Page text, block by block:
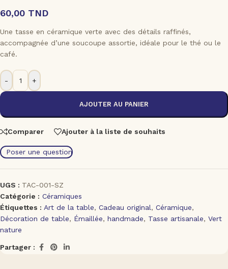
60,00 TND
Une tasse en céramique verte avec des détails raffinés,
accompagnée d’une soucoupe assortie, idéale pour le thé ou le
café.
- +
AJOUTER AU PANIER
Comparer Ajouter à la liste de souhaits
Poser une question
UGS : TAC-001-SZ
Catégorie : Céramiques
Étiquettes : Art de la table, Cadeau original, Céramique,
Décoration de table, Émaillée, handmade, Tasse artisanale, Vert
nature
Partager :